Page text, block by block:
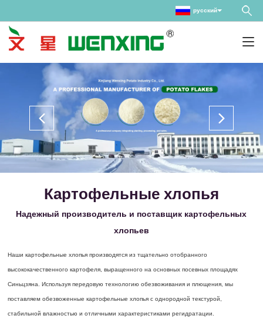
русский
Картофельные хлопья
Надежный производитель и поставщик картофельных
хлопьев
Наши картофельные хлопья производятся из тщательно отобранного
высококачественного картофеля, выращенного на основных посевных площадях
Синьцзяна. Используя передовую технологию обезвоживания и плющения, мы
поставляем обезвоженные картофельные хлопья с однородной текстурой,
стабильной влажностью и отличными характеристиками регидратации.